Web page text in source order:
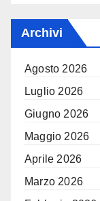
Archivi
Agosto 2026
Luglio 2026
Giugno 2026
Maggio 2026
Aprile 2026
Marzo 2026